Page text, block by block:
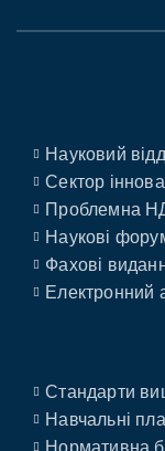
Науковий
Сектор
Проблемна
Наукові
Фахові
Електронний
Стандарти
Навчальні
Нормативна